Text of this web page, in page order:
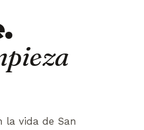
la vida de San